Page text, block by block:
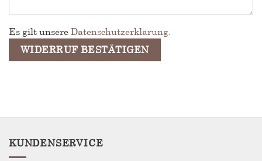
Es gilt unsere Datenschutzerklärung
WIDERRUF BESTÄTIGEN
KUNDENSERVICE